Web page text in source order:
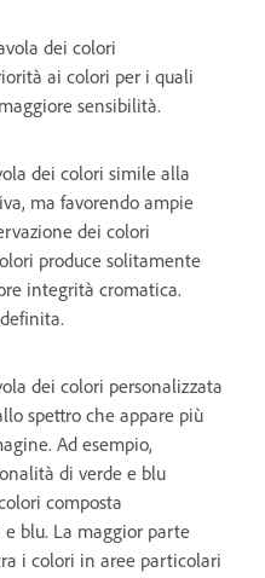
dei colori
ai colori per i quali
sensibilità.
dei colori simile alla
ma favorendo ampie
dei colori
produce solitamente
integrità cromatica.
dei colori personalizzata
spettro che appare più
Ad esempio,
di verde e blu
composta
blu. La maggior parte
i colori in aree particolari